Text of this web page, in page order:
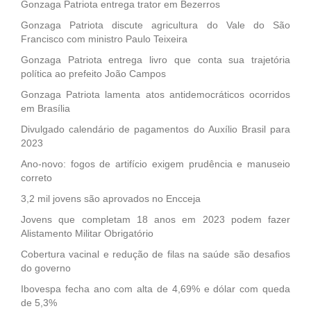
Gonzaga Patriota entrega trator em Bezerros
Gonzaga Patriota discute agricultura do Vale do São
Francisco com ministro Paulo Teixeira
Gonzaga Patriota entrega livro que conta sua trajetória
política ao prefeito João Campos
Gonzaga Patriota lamenta atos antidemocráticos ocorridos
em Brasília
Divulgado calendário de pagamentos do Auxílio Brasil para
2023
Ano-novo: fogos de artifício exigem prudência e manuseio
correto
3,2 mil jovens são aprovados no Encceja
Jovens que completam 18 anos em 2023 podem fazer
Alistamento Militar Obrigatório
Cobertura vacinal e redução de filas na saúde são desafios
do governo
Ibovespa fecha ano com alta de 4,69% e dólar com queda
de 5,3%